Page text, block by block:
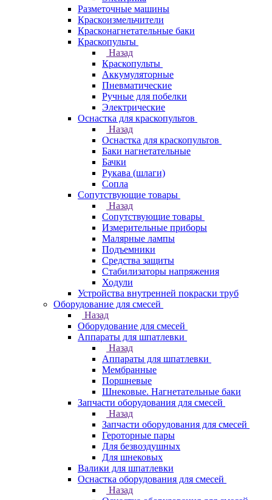
Разметочные машины
Краскоизмельчители
Красконагнетательные баки
Краскопульты
Назад
Краскопульты
Аккумуляторные
Пневматические
Ручные для побелки
Электрические
Оснастка для краскопультов
Назад
Оснастка для краскопультов
Баки нагнетательные
Бачки
Рукава (шлаги)
Сопла
Сопутствующие товары
Назад
Сопутствующие товары
Измерительные приборы
Малярные лампы
Подъемники
Средства защиты
Стабилизаторы напряжения
Ходули
Устройства внутренней покраски труб
Оборудование для смесей
Назад
Оборудование для смесей
Аппараты для шпатлевки
Назад
Аппараты для шпатлевки
Мембранные
Поршневые
Шнековые. Нагнетательные баки
Запчасти оборудования для смесей
Назад
Запчасти оборудования для смесей
Героторные пары
Для безвоздушных
Для шнековых
Валики для шпатлевки
Оснастка оборудования для смесей
Назад